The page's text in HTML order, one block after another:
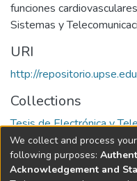
funciones
Sistemas y
URI
http://
Collections
Tesis de Electrónica y
Full item page
We collect and process
following purposes:
Acknowledgement and